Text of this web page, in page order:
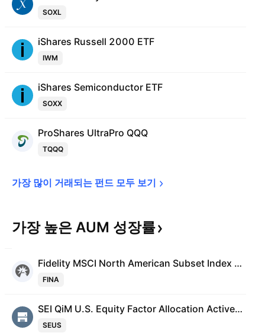
SOXL
iShares Russell 2000 ETF
IWM
iShares Semiconductor ETF
SOXX
ProShares UltraPro QQQ
TQQQ
가장 많이 거래되는 펀드 모두 보기
가장 높은 AUM 성장률
Fidelity MSCI North American Subset Index ETF
FINA
SEI QiM U.S. Equity Factor Allocation Active ETF
SEUS